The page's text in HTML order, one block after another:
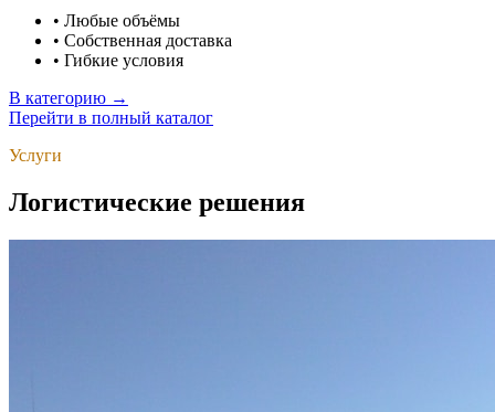
• Любые объёмы
• Собственная доставка
• Гибкие условия
В категорию →
Перейти в полный каталог
Услуги
Логистические решения